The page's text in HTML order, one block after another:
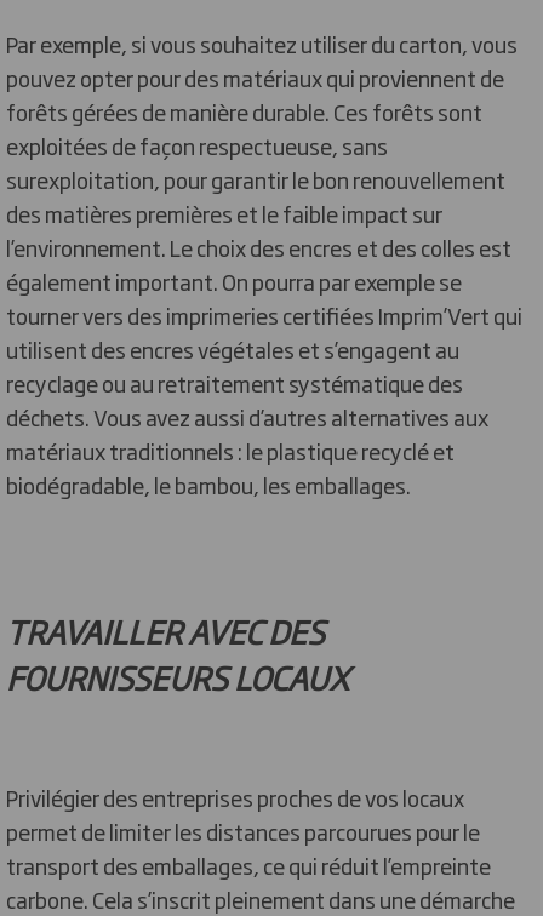
Par exemple, si vous souhaitez utiliser du carton, vous
pouvez opter pour des matériaux qui proviennent de
forêts gérées de manière durable. Ces forêts sont
exploitées de façon respectueuse, sans
surexploitation, pour garantir le bon renouvellement
des matières premières et le faible impact sur
l’environnement. Le choix des encres et des colles est
également important. On pourra par exemple se
tourner vers des imprimeries certifiées Imprim’Vert qui
utilisent des encres végétales et s’engagent au
recyclage ou au retraitement systématique des
déchets. Vous avez aussi d’autres alternatives aux
matériaux traditionnels : le plastique recyclé et
biodégradable, le bambou, les emballages.
TRAVAILLER AVEC DES
FOURNISSEURS LOCAUX
Privilégier des entreprises proches de vos locaux
permet de limiter les distances parcourues pour le
transport des emballages, ce qui réduit l’empreinte
carbone. Cela s’inscrit pleinement dans une démarche